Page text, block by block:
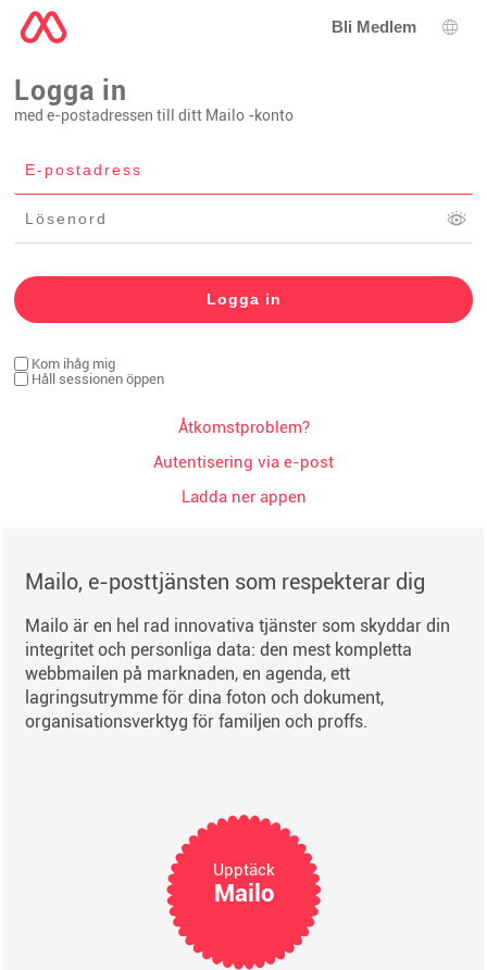
Bli Medlem
Logga in
med e-postadressen till ditt Mailo -konto
Kom ihåg mig
Håll sessionen öppen
Åtkomstproblem?
Autentisering via e-post
Ladda ner appen
Mailo, e-posttjänsten som respekterar dig
Mailo är en hel rad innovativa tjänster som skyddar din
integritet och personliga data: den mest kompletta
webbmailen på marknaden, en agenda, ett
lagringsutrymme för dina foton och dokument,
organisationsverktyg för familjen och proffs.
Upptäck
Mailo